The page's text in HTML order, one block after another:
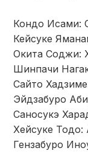
Кондо Исами:
Кейсуке
Окита Соджи:
Шинпачи
Сайто
Эйдзабуро
Саносукэ
Хейсуке Тодо:
Гензабуро